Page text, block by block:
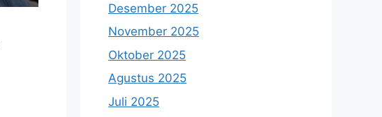
Desember 2025
November 2025
Oktober 2025
Agustus 2025
Juli 2025